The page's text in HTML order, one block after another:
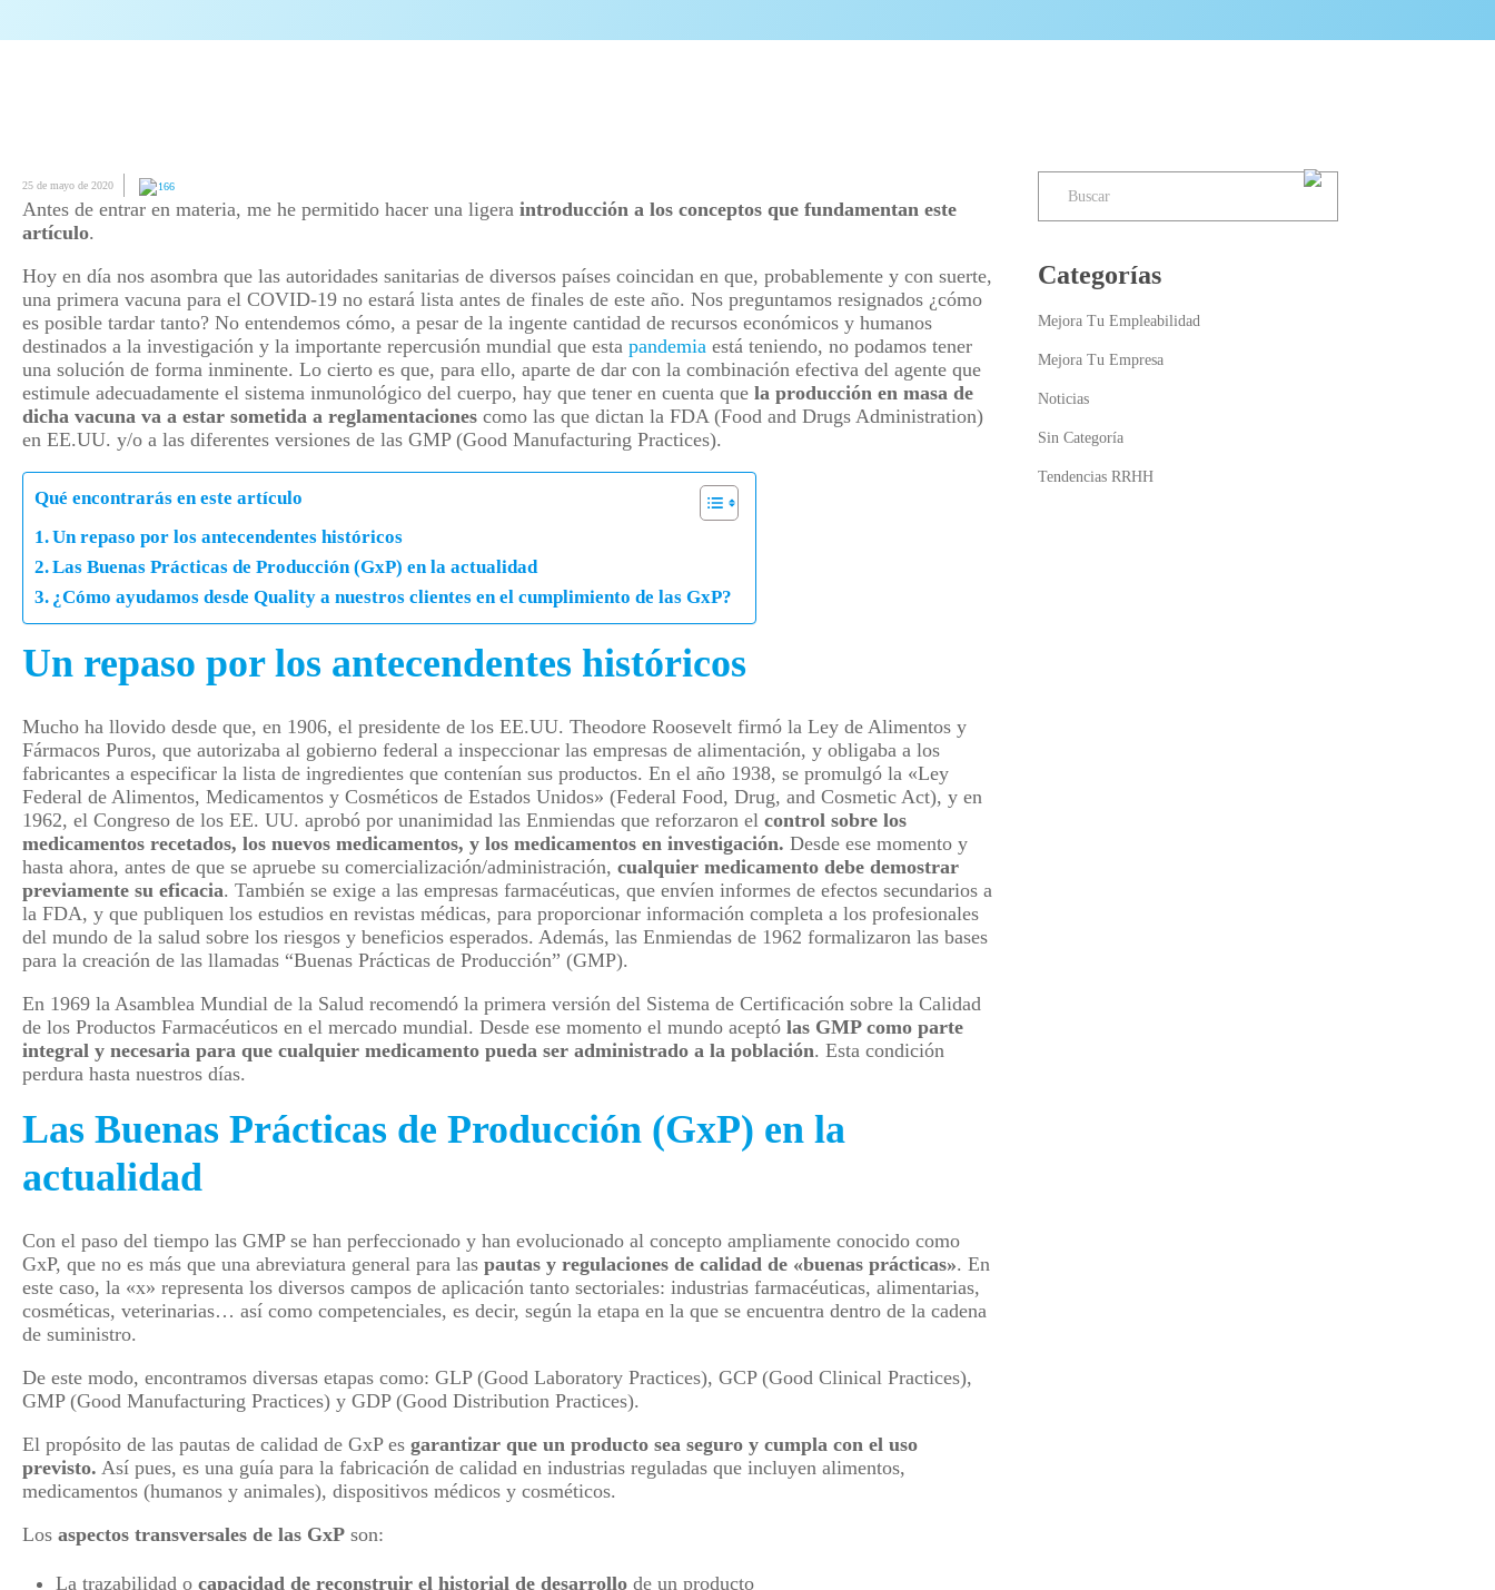
25 de mayo de 2020 166
Antes de entrar en materia, me he permitido hacer una ligera introducción a los conceptos que fundamentan este
artículo.
Hoy en día nos asombra que las autoridades sanitarias de diversos países coincidan en que, probablemente y con suerte,
una primera vacuna para el COVID-19 no estará lista antes de finales de este año. Nos preguntamos resignados ¿cómo
es posible tardar tanto? No entendemos cómo, a pesar de la ingente cantidad de recursos económicos y humanos
destinados a la investigación y la importante repercusión mundial que esta pandemia está teniendo, no podamos tener
una solución de forma inminente. Lo cierto es que, para ello, aparte de dar con la combinación efectiva del agente que
estimule adecuadamente el sistema inmunológico del cuerpo, hay que tener en cuenta que la producción en masa de
dicha vacuna va a estar sometida a reglamentaciones como las que dictan la FDA (Food and Drugs Administration)
en EE.UU. y/o a las diferentes versiones de las GMP (Good Manufacturing Practices).
Qué encontrarás en este artículo
Un repaso por los antecendentes históricos
Las Buenas Prácticas de Producción (GxP) en la actualidad
¿Cómo ayudamos desde Quality a nuestros clientes en el cumplimiento de las GxP?
Un repaso por los antecendentes históricos
Mucho ha llovido desde que, en 1906, el presidente de los EE.UU. Theodore Roosevelt firmó la Ley de Alimentos y
Fármacos Puros, que autorizaba al gobierno federal a inspeccionar las empresas de alimentación, y obligaba a los
fabricantes a especificar la lista de ingredientes que contenían sus productos. En el año 1938, se promulgó la «Ley
Federal de Alimentos, Medicamentos y Cosméticos de Estados Unidos» (Federal Food, Drug, and Cosmetic Act), y en
1962, el Congreso de los EE. UU. aprobó por unanimidad las Enmiendas que reforzaron el control sobre los
medicamentos recetados, los nuevos medicamentos, y los medicamentos en investigación. Desde ese momento y
hasta ahora, antes de que se apruebe su comercialización/administración, cualquier medicamento debe demostrar
previamente su eficacia. También se exige a las empresas farmacéuticas, que envíen informes de efectos secundarios a
la FDA, y que publiquen los estudios en revistas médicas, para proporcionar información completa a los profesionales
del mundo de la salud sobre los riesgos y beneficios esperados. Además, las Enmiendas de 1962 formalizaron las bases
para la creación de las llamadas “Buenas Prácticas de Producción” (GMP).
En 1969 la Asamblea Mundial de la Salud recomendó la primera versión del Sistema de Certificación sobre la Calidad
de los Productos Farmacéuticos en el mercado mundial. Desde ese momento el mundo aceptó las GMP como parte
integral y necesaria para que cualquier medicamento pueda ser administrado a la población. Esta condición
perdura hasta nuestros días.
Las Buenas Prácticas de Producción (GxP) en la
actualidad
Con el paso del tiempo las GMP se han perfeccionado y han evolucionado al concepto ampliamente conocido como
GxP, que no es más que una abreviatura general para las pautas y regulaciones de calidad de «buenas prácticas». En
este caso, la «x» representa los diversos campos de aplicación tanto sectoriales: industrias farmacéuticas, alimentarias,
cosméticas, veterinarias… así como competenciales, es decir, según la etapa en la que se encuentra dentro de la cadena
de suministro.
De este modo, encontramos diversas etapas como: GLP (Good Laboratory Practices), GCP (Good Clinical Practices),
GMP (Good Manufacturing Practices) y GDP (Good Distribution Practices).
El propósito de las pautas de calidad de GxP es garantizar que un producto sea seguro y cumpla con el uso
previsto. Así pues, es una guía para la fabricación de calidad en industrias reguladas que incluyen alimentos,
medicamentos (humanos y animales), dispositivos médicos y cosméticos.
Los aspectos transversales de las GxP son:
La trazabilidad o capacidad de reconstruir el historial de desarrollo de un producto
Categorías
Mejora Tu Empleabilidad
Mejora Tu Empresa
Noticias
Sin Categoría
Tendencias RRHH